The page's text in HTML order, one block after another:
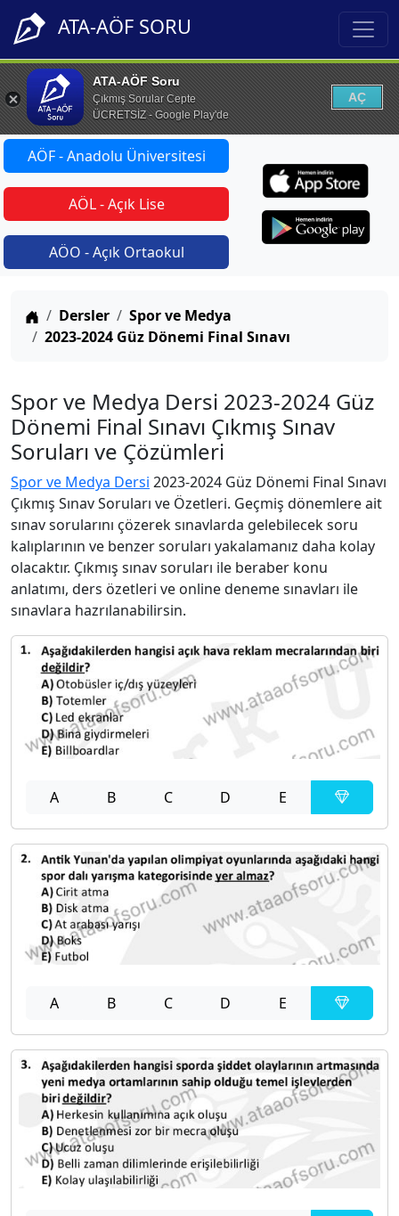
ATA-AÖF SORU
ATA-AÖF Soru
Çıkmış Sorular Cepte
ÜCRETSİZ - Google Play'de
AÇ
AÖF - Anadolu Üniversitesi
AÖL - Açık Lise
AÖO - Açık Ortaokul
Anasayfa
Dersler
Spor ve Medya
2023-2024 Güz Dönemi Final Sınavı
Spor ve Medya Dersi 2023-2024 Güz
Dönemi Final Sınavı Çıkmış Sınav
Soruları ve Çözümleri
Spor ve Medya Dersi 2023-2024 Güz Dönemi Final Sınavı
Çıkmış Sınav Soruları ve Özetleri. Geçmiş dönemlere ait
sınav sorularını çözerek sınavlarda gelebilecek soru
kalıplarının ve benzer soruları yakalamanız daha kolay
olacaktır. Çıkmış sınav soruları ile beraber konu
anlatımı, ders özetleri ve online deneme sınavları ile
sınavlara hazrılanabilirsin.
A B C D E
A B C D E